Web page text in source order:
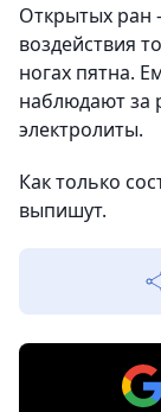
Открытых ран
воздействия
ногах пятна.
наблюдают за
электролиты.
Как только
выпишут.